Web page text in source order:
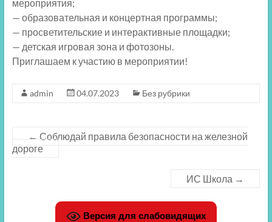
мероприятия;
— образовательная и концертная программы;
— просветительские и интерактивные площадки;
— детская игровая зона и фотозоны.
Приглашаем к участию в мероприятии!
admin 04.07.2023 Без рубрики
← Соблюдай правила безопасности на железной
дороге
ИС Школа →
Версия для слабовидящих